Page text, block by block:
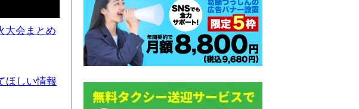
大会まとめ
ほしい情報